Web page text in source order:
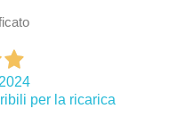
per la ricarica